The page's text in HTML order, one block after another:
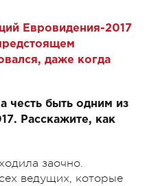
Евровидения-2017
даже когда
честь быть одним из
Расскажите, как
заочно.
ведущих, которые